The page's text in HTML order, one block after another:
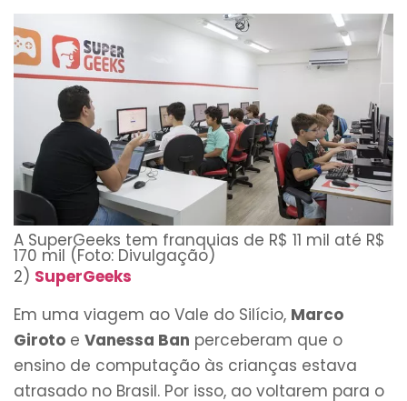
A SuperGeeks tem franquias de R$ 11 mil até R$
170 mil (Foto: Divulgação)
2) SuperGeeks
Em uma viagem ao Vale do Silício, Marco
Giroto e Vanessa Ban perceberam que o
ensino de computação às crianças estava
atrasado no Brasil. Por isso, ao voltarem para o